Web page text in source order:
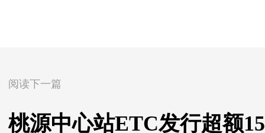
阅读下一篇
桃源中心站ETC发行超额